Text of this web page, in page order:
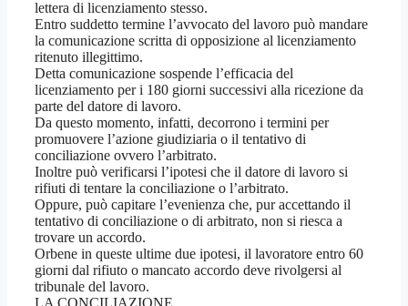
lettera di licenziamento stesso.
Entro suddetto termine l’avvocato del lavoro può mandare
la comunicazione scritta di opposizione al licenziamento
ritenuto illegittimo.
Detta comunicazione sospende l’efficacia del
licenziamento per i 180 giorni successivi alla ricezione da
parte del datore di lavoro.
Da questo momento, infatti, decorrono i termini per
promuovere l’azione giudiziaria o il tentativo di
conciliazione ovvero l’arbitrato.
Inoltre può verificarsi l’ipotesi che il datore di lavoro si
rifiuti di tentare la conciliazione o l’arbitrato.
Oppure, può capitare l’evenienza che, pur accettando il
tentativo di conciliazione o di arbitrato, non si riesca a
trovare un accordo.
Orbene in queste ultime due ipotesi, il lavoratore entro 60
giorni dal rifiuto o mancato accordo deve rivolgersi al
tribunale del lavoro.